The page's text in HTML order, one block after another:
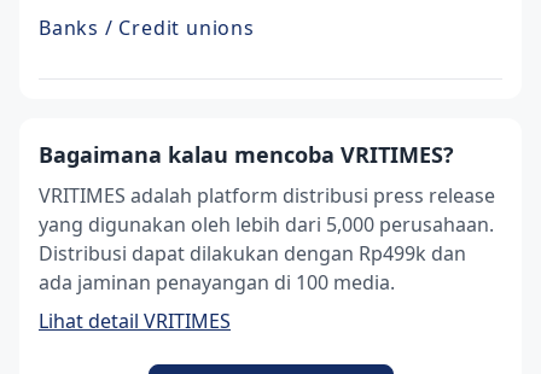
Banks / Credit unions
Bagaimana kalau mencoba VRITIMES?
VRITIMES adalah platform distribusi press release
yang digunakan oleh lebih dari 5,000 perusahaan.
Distribusi dapat dilakukan dengan Rp499k dan
ada jaminan penayangan di 100 media.
Lihat detail VRITIMES